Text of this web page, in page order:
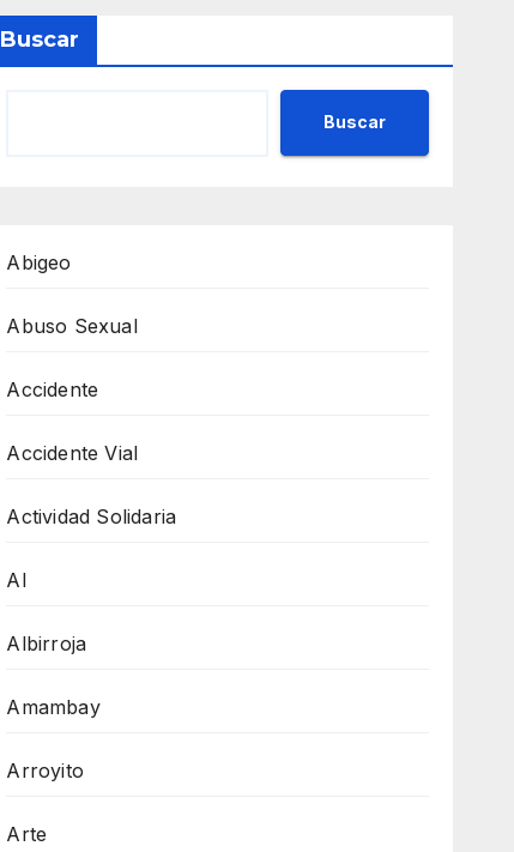
Buscar
Buscar
Abigeo
Abuso Sexual
Accidente
Accidente Vial
Actividad Solidaria
AI
Albirroja
Amambay
Arroyito
Arte